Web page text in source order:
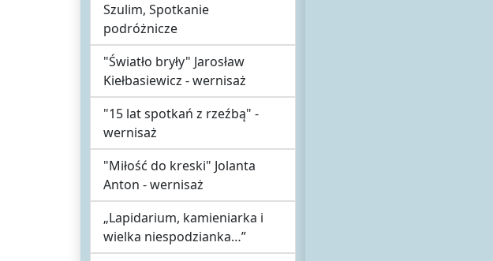
Szulim, Spotkanie
podróżnicze
"Światło bryły" Jarosław
Kiełbasiewicz - wernisaż
"15 lat spotkań z rzeźbą" -
wernisaż
"Miłość do kreski" Jolanta
Anton - wernisaż
„Lapidarium, kamieniarka i
wielka niespodzianka…”